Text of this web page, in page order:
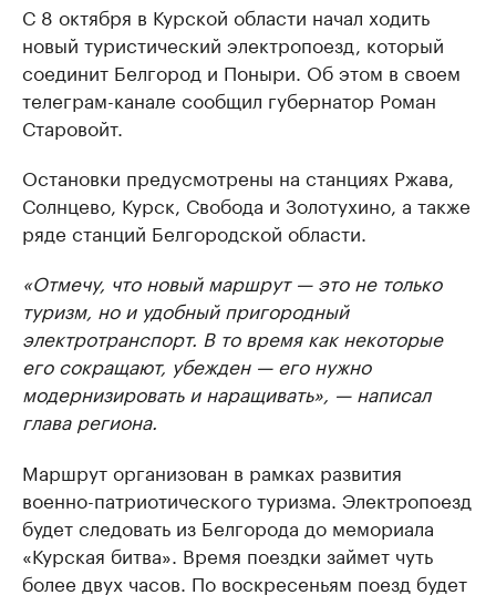
С 8 октября в Курской области начал ходить
новый туристический электропоезд, который
соединит Белгород и Поныри. Об этом в своем
телеграм-канале сообщил губернатор Роман
Старовойт.
Остановки предусмотрены на станциях Ржава,
Солнцево, Курск, Свобода и Золотухино, а также
ряде станций Белгородской области.
«Отмечу, что новый маршрут — это не только
туризм, но и удобный пригородный
электротранспорт. В то время как некоторые
его сокращают, убежден — его нужно
модернизировать и наращивать», — написал
глава региона.
Маршрут организован в рамках развития
военно-патриотического туризма. Электропоезд
будет следовать из Белгорода до мемориала
«Курская битва». Время поездки займет чуть
более двух часов. По воскресеньям поезд будет